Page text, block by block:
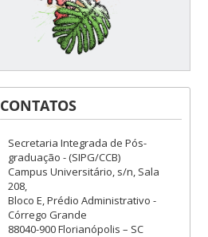
CONTATOS
Secretaria Integrada de Pós-
graduação - (SIPG/CCB)
Campus Universitário, s/n, Sala
208,
Bloco E, Prédio Administrativo -
Córrego Grande
88040-900 Florianópolis – SC